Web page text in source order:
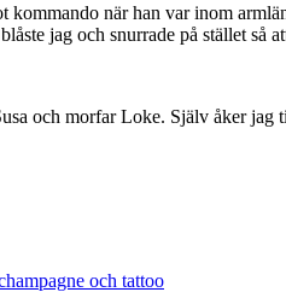
när han var inom
jag och snurrade på stället
och morfar Loke. Själv åker jag
och tattoo